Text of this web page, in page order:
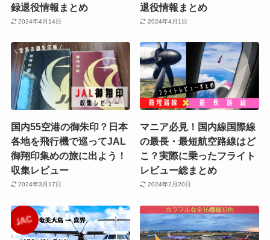
録退役情報まとめ
2024年4月14日
退役情報まとめ
2024年4月1日
国内55空港の御朱印？日本
各地を飛行機で巡ってJAL
御翔印集めの旅に出よう！
収集レビュー
2024年3月17日
マニア必見！国内線国際線
の最長・最短航空路線はど
こ？実際に乗ったフライト
レビュー総まとめ
2024年2月20日